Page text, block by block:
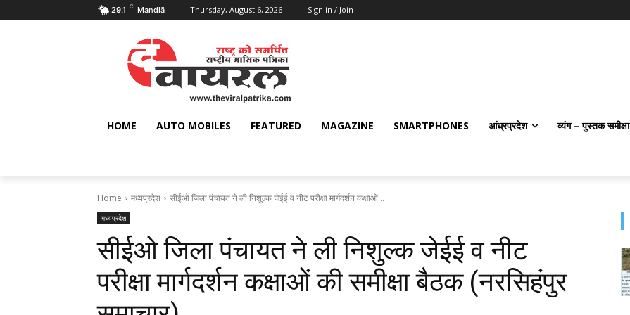
29.1 C Mandlā Thursday, August 6, 2026 Sign in / Join
HOME AUTO MOBILES FEATURED MAGAZINE SMARTPHONES आंध्रप्रदेश व्यंग – पुस्तक समीक्षा
Home मध्यप्रदेश सीईओ जिला पंचायत ने ली निशुल्क जेईई व नीट परीक्षा मार्गदर्शन कक्षाओं...
मध्यप्रदेश
सीईओ जिला पंचायत ने ली निशुल्क जेईई व नीट
परीक्षा मार्गदर्शन कक्षाओं की समीक्षा बैठक (नरसिहंपुर